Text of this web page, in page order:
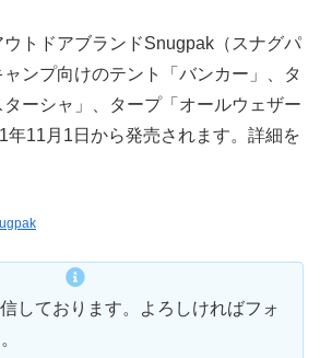
トドアブランドSnugpak（スナグパ
ンプ向けのテント「バンカー」、タ
ーシャ」、タープ「オールウェザー
年11月1日から発売されます。詳細を
しております。よろしければフォ